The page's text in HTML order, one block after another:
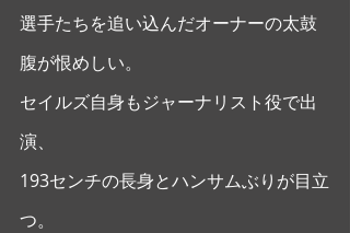
選手たちを追い込んだオーナーの太鼓
腹が恨めしい。
セイルズ自身もジャーナリスト役で出
演、
193センチの長身とハンサムぶりが目立
つ。